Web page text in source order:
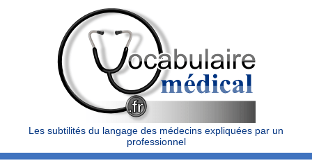
Les subtilités du langage des médecins expliquées par un
professionnel